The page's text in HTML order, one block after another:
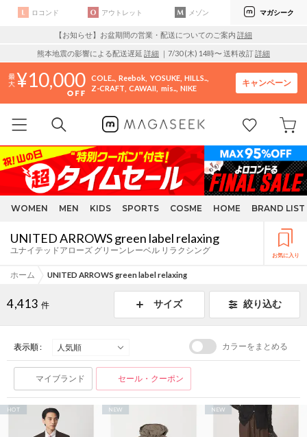
ロコンド アウトレット メゾン マガシーク
【お知らせ】お盆期間の営業・配送についてのご案内 詳細
熊本地震の影響による配送遅延 詳細 ｜7/30 (木) 14時〜 送料改訂詳細
10,000 COLE.. Reebok YOSUKE HILLS..
Z-CRAFT CAWAII mis.. NIKE
キャンペーン
WOMEN MEN KIDS SPORTS COSME HOME BRAND LIST
UNITED ARROWS green label relaxing
ユナイテッドアローズ グリーンレーベル リラクシング お気に入り
ホーム UNITED ARROWS green label relaxing
4,413 件 サイズ 絞り込む
表示順 : カラーをまとめる
マイブランド セール・クーポン
HOT NEW NEW